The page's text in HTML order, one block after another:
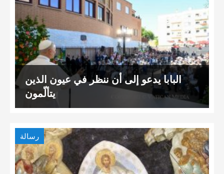
البابا يدعو إلى أن ننظر في عيون الذين
يتألّمون
رسالة